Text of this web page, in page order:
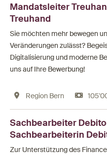
Mandatsleiter
Treuhand
Sie möchten mehr bewegen
Veränderungen zulässt?
Digitalisierung und moderne
uns auf Ihre Bewerbung!
Region Bern
Sachbearbeiter
Sachbearbeiterin
Zur Unterstützung des